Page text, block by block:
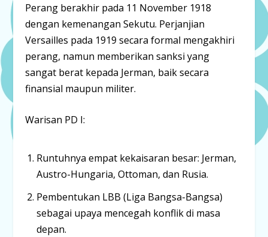
Perang berakhir pada 11 November 1918
dengan kemenangan Sekutu. Perjanjian
Versailles pada 1919 secara formal mengakhiri
perang, namun memberikan sanksi yang
sangat berat kepada Jerman, baik secara
finansial maupun militer.
Warisan PD I:
Runtuhnya empat kekaisaran besar: Jerman,
Austro-Hungaria, Ottoman, dan Rusia.
Pembentukan LBB (Liga Bangsa-Bangsa)
sebagai upaya mencegah konflik di masa
depan.